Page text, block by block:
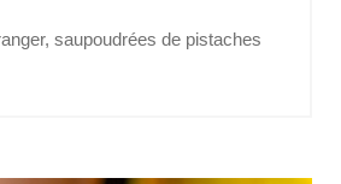
saupoudrées de pistaches